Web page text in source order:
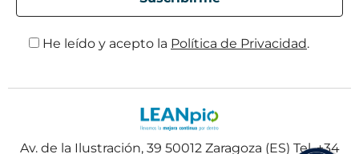
He leído y acepto la Política de Privacidad.
Av. de la Ilustración, 39 50012 Zaragoza (ES) Tel. +34